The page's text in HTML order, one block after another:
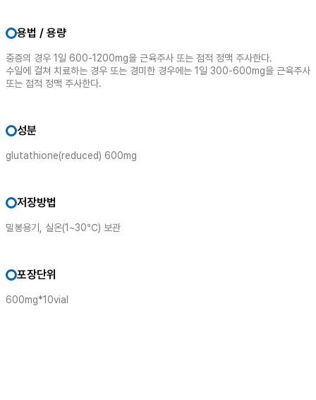
용법 / 용량
중증의 경우 1일 600-1200mg을 근육주사 또는 점적 정맥 주사한다.
수일에 걸쳐 치료하는 경우 또는 경미한 경우에는 1일 300-600mg을 근육주사
또는 점적 정맥 주사한다.
성분
glutathione(reduced) 600mg
저장방법
밀봉용기, 실온(1~30℃) 보관
포장단위
600mg*10vial